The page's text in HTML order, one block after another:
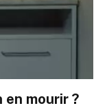
en mourir ?